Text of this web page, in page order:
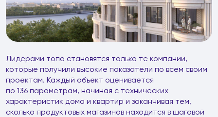
Лидерами топа становятся только те компании,
которые получили высокие показатели по всем своим
проектам. Каждый объект оценивается
по 136 параметрам, начиная с технических
характеристик дома и квартир и заканчивая тем,
сколько продуктовых магазинов находится в шаговой